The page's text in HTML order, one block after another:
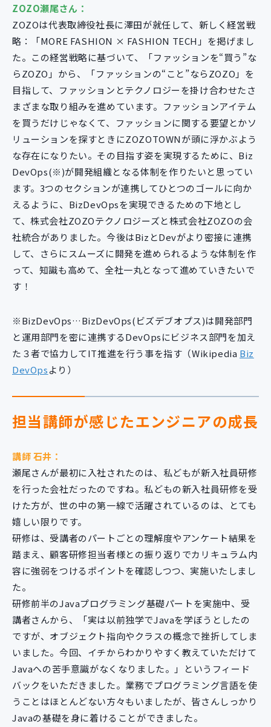
ZOZO瀬尾さん：
ZOZOは代表取締役社長に澤田が就任して、新しく経営戦
略：「MORE FASHION × FASHION TECH」を掲げまし
た。この経営戦略に基づいて、「ファッションを“買う”な
らZOZO」から、「ファッションの“こと”ならZOZO」を
目指して、ファッションとテクノロジーを掛け合わせたさ
まざまな取り組みを進めています。ファッションアイテム
を買うだけじゃなくて、ファッションに関する要望とかソ
リューションを探すときにZOZOTOWNが頭に浮かぶよう
な存在になりたい。その目指す姿を実現するために、Biz
DevOps(※)が開発組織となる体制を作りたいと思ってい
ます。3つのセクションが連携してひとつのゴールに向か
えるように、BizDevOpsを実現できるための下地とし
て、株式会社ZOZOテクノロジーズと株式会社ZOZOの会
社統合がありました。今後はBizとDevがより密接に連携
して、さらにスムーズに開発を進められるような体制を作
って、知識も高めて、全社一丸となって進めていきたいで
す！
※BizDevOps…BizDevOps(ビズデブオプス)は開発部門
と運用部門を密に連携するDevOpsにビジネス部門を加え
た３者で協力してIT推進を行う事を指す（Wikipedia Biz
DevOpsより）
担当講師が感じたエンジニアの成長
講師 石井：
瀬尾さんが最初に入社されたのは、私どもが新入社員研修
を行った会社だったのですね。私どもの新入社員研修を受
けた方が、世の中の第一線で活躍されているのは、とても
嬉しい限りです。
研修は、受講者のパートごとの理解度やアンケート結果を
踏まえ、顧客研修担当者様との振り返りでカリキュラム内
容に強弱をつけるポイントを確認しつつ、実施いたしまし
た。
研修前半のJavaプログラミング基礎パートを実施中、受
講者さんから、「実は以前独学でJavaを学ぼうとしたの
ですが、オブジェクト指向やクラスの概念で挫折してしま
いました。今回、イチからわかりやすく教えていただけて
Javaへの苦手意識がなくなりました。」というフィード
バックをいただきました。業務でプログラミング言語を使
うことはほとんどない方々もいましたが、皆さんしっかり
Javaの基礎を身に着けることができました。